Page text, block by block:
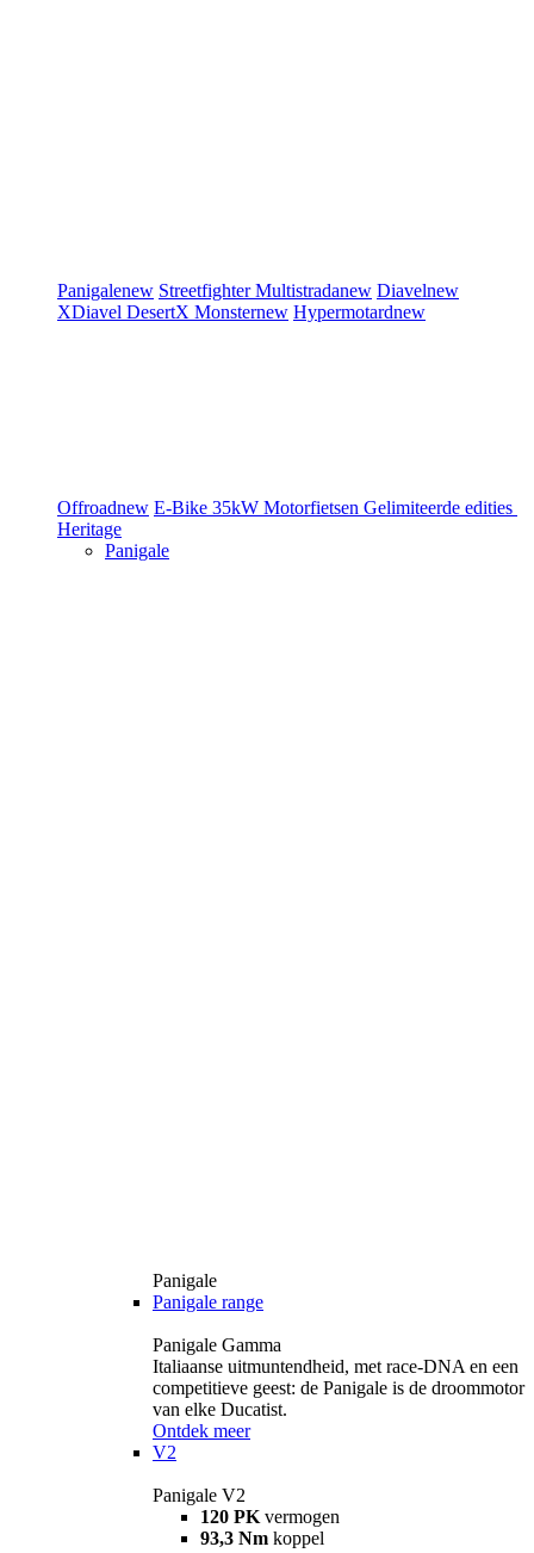
Panigalenew StreetfighterMultistradanew Diavelnew
XDiavel DesertX Monsternew Hypermotardnew
Offroadnew E-Bike 35kW Motorfietsen Gelimiteerde edities
Heritage
Panigale
Panigale
Panigale range
Panigale Gamma
Italiaanse uitmuntendheid, met race-DNA en een
competitieve geest: de Panigale is de droommotor
van elke Ducatist.
Ontdek meer
V2
Panigale V2
120 PK vermogen
93,3 Nm koppel